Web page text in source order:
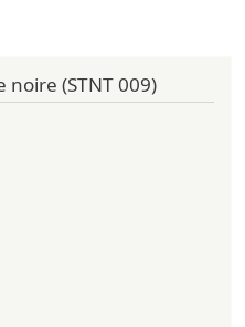
noire (STNT 009)